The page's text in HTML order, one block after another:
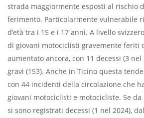
strada maggiormente esposti al rischio
ferimento. Particolarmente vulnerabile
d’età tra i 15 e i 17 anni. A livello
di giovani motociclisti gravemente feriti
aumentato ancora, con 11 decessi (3
gravi (153). Anche in Ticino questa
con 44 incidenti della circolazione che
giovani motociclisti e motocicliste. Se
si sono registrati decessi (1 nel 2024),